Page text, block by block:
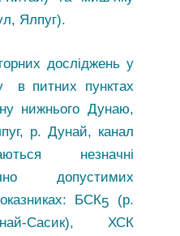
Ялпуг).
досліджень у
в питних пунктах
нижнього Дунаю,
р. Дунай, канал
незначні
допустимих
БСК5 (р.
Сасик), ХСК